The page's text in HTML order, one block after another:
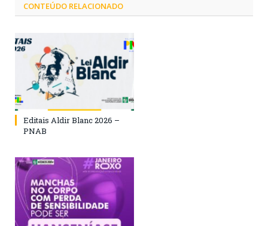
CONTEÚDO RELACIONADO
Editais Aldir Blanc 2026 –
PNAB